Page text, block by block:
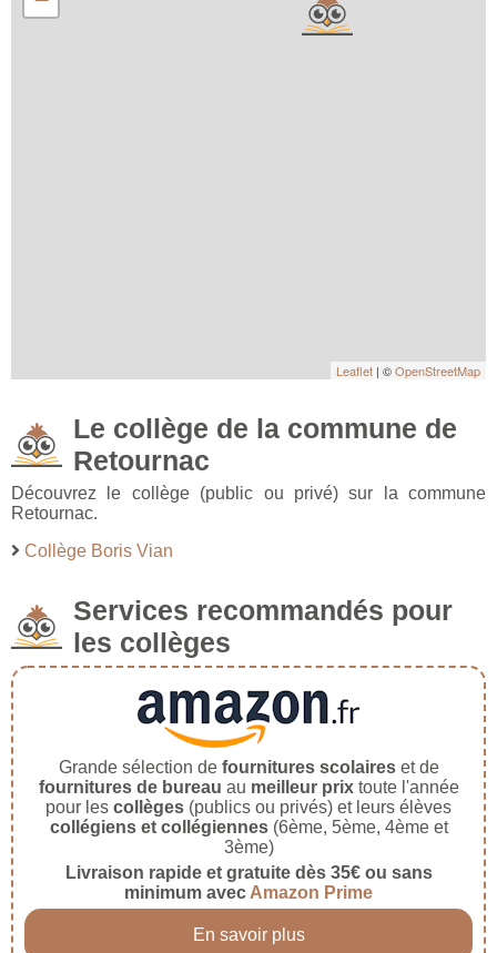
Leaflet | ©OpenStreetMap
Le collège de la commune de
Retournac
Découvrez le collège (public ou privé) sur la commune
Retournac.
Collège Boris Vian
Services recommandés pour
les collèges
Grande sélection de fournitures scolaireset de
fournitures de bureau au meilleur prixtoute l'année
pour les collèges (publics ou privés) et leurs élèves
collégiens et collégiennes(6ème, 5ème, 4ème et
3ème)
Livraison rapide et gratuite dès 35€ ou sans
minimum avec Amazon Prime
En savoir plus